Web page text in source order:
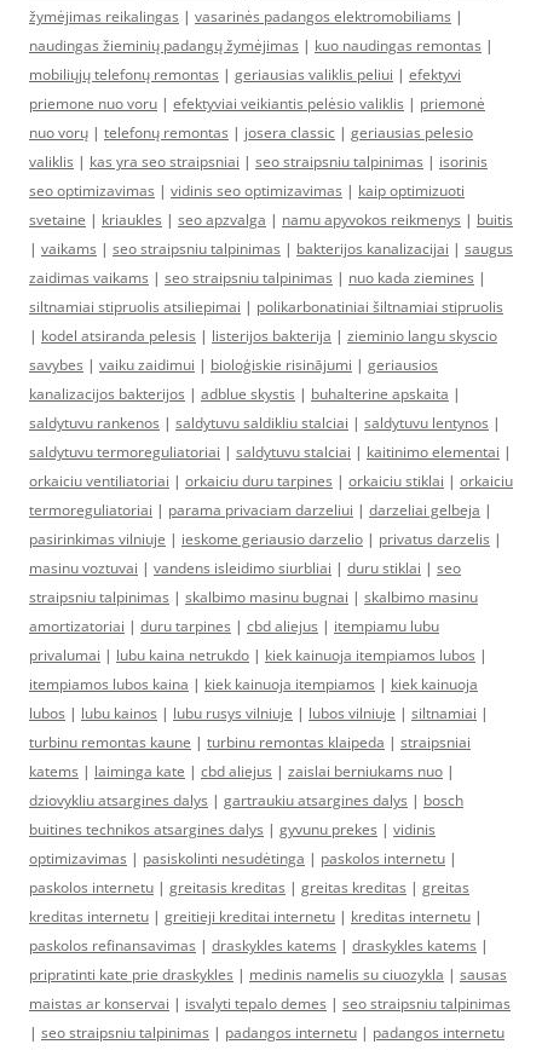
žymėjimas reikalingas | vasarinės padangos elektromobiliams |
naudingas žieminių padangų žymėjimas | kuo naudingas remontas |
mobiliųjų telefonų remontas | geriausias valiklis peliui | efektyvi
priemone nuo voru | efektyviai veikiantis pelėsio valiklis | priemonė
nuo vorų | telefonų remontas | josera classic | geriausias pelesio
valiklis | kas yra seo straipsniai | seo straipsniu talpinimas | isorinis
seo optimizavimas | vidinis seo optimizavimas | kaip optimizuoti
svetaine | kriaukles | seo apzvalga | namu apyvokos reikmenys | buitis
| vaikams | seo straipsniu talpinimas | bakterijos kanalizacijai | saugus
zaidimas vaikams | seo straipsniu talpinimas | nuo kada ziemines |
siltnamiai stipruolis atsiliepimai | polikarbonatiniai šiltnamiai stipruolis
| kodel atsiranda pelesis | listerijos bakterija | zieminio langu skyscio
savybes | vaiku zaidimui | bioloģiskie risinājumi | geriausios
kanalizacijos bakterijos | adblue skystis | buhalterine apskaita |
saldytuvu rankenos | saldytuvu saldikliu stalciai | saldytuvu lentynos |
saldytuvu termoreguliatoriai | saldytuvu stalciai | kaitinimo elementai |
orkaiciu ventiliatoriai | orkaiciu duru tarpines | orkaiciu stiklai | orkaiciu
termoreguliatoriai | parama privaciam darzeliui | darzeliai gelbeja |
pasirinkimas vilniuje | ieskome geriausio darzelio | privatus darzelis |
masinu voztuvai | vandens isleidimo siurbliai | duru stiklai | seo
straipsniu talpinimas | skalbimo masinu bugnai | skalbimo masinu
amortizatoriai | duru tarpines | cbd aliejus | itempiamu lubu
privalumai | lubu kaina netrukdo | kiek kainuoja itempiamos lubos |
itempiamos lubos kaina | kiek kainuoja itempiamos | kiek kainuoja
lubos | lubu kainos | lubu rusys vilniuje | lubos vilniuje | siltnamiai |
turbinu remontas kaune | turbinu remontas klaipeda | straipsniai
katems | laiminga kate | cbd aliejus | zaislai berniukams nuo |
dziovykliu atsargines dalys | gartraukiu atsargines dalys | bosch
buitines technikos atsargines dalys | gyvunu prekes | vidinis
optimizavimas | pasiskolinti nesudėtinga | paskolos internetu |
paskolos internetu | greitasis kreditas | greitas kreditas | greitas
kreditas internetu | greitieji kreditai internetu | kreditas internetu |
paskolos refinansavimas | draskykles katems | draskykles katems |
pripratinti kate prie draskykles | medinis namelis su ciuozykla | sausas
maistas ar konservai | isvalyti tepalo demes | seo straipsniu talpinimas
| seo straipsniu talpinimas | padangos internetu | padangos internetu